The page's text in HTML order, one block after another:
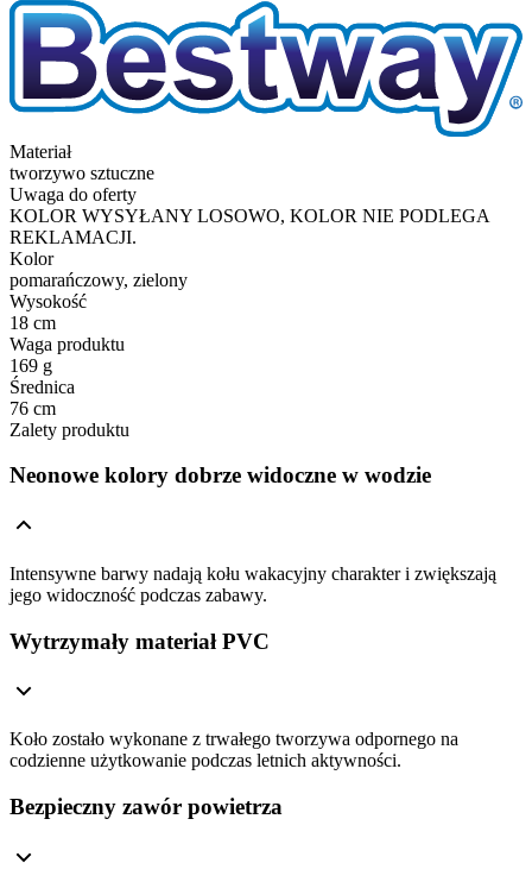
Materiał
tworzywo sztuczne
Uwaga do oferty
KOLOR WYSYŁANY LOSOWO, KOLOR NIE PODLEGA
REKLAMACJI.
Kolor
pomarańczowy, zielony
Wysokość
18 cm
Waga produktu
169 g
Średnica
76 cm
Zalety produktu
Neonowe kolory dobrze widoczne w wodzie
Intensywne barwy nadają kołu wakacyjny charakter i zwiększają
jego widoczność podczas zabawy.
Wytrzymały materiał PVC
Koło zostało wykonane z trwałego tworzywa odpornego na
codzienne użytkowanie podczas letnich aktywności.
Bezpieczny zawór powietrza